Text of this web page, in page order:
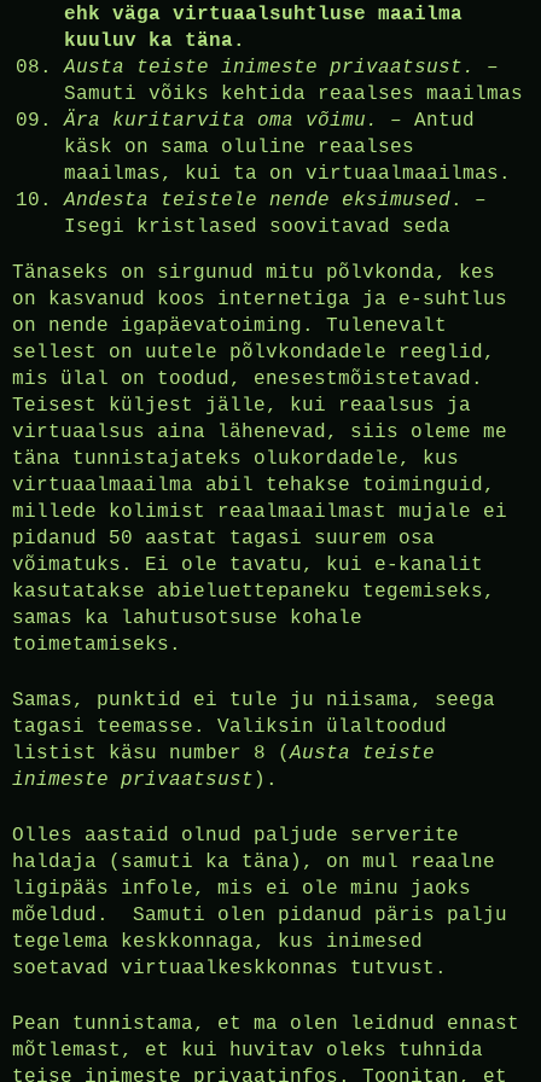
ehk väga virtuaalsuhtluse maailma
kuuluv ka täna.
Austa teiste inimeste privaatsust. –
Samuti võiks kehtida reaalses maailmas
Ära kuritarvita oma võimu.
– Antud
käsk on sama oluline reaalses
maailmas, kui ta on virtuaalmaailmas.
Andesta teistele nende eksimused. –
Isegi kristlased soovitavad seda
Tänaseks on sirgunud mitu põlvkonda, kes
on kasvanud koos internetiga ja e-suhtlus
on nende igapäevatoiming. Tulenevalt
sellest on uutele põlvkondadele reeglid,
mis ülal on toodud, enesestmõistetavad.
Teisest küljest jälle, kui reaalsus ja
virtuaalsus aina lähenevad, siis oleme me
täna tunnistajateks olukordadele, kus
virtuaalmaailma abil tehakse toiminguid,
millede kolimist reaalmaailmast mujale ei
pidanud 50 aastat tagasi suurem osa
võimatuks. Ei ole tavatu, kui e-kanalit
kasutatakse abieluettepaneku tegemiseks,
samas ka lahutusotsuse kohale
toimetamiseks.
Samas, punktid ei tule ju niisama, seega
tagasi teemasse. Valiksin ülaltoodud
listist käsu number 8 (Austa teiste
inimeste privaatsust ).
Olles aastaid olnud paljude serverite
haldaja (samuti ka täna), on mul reaalne
ligipääs infole, mis ei ole minu jaoks
mõeldud. Samuti olen pidanud päris palju
tegelema keskkonnaga, kus inimesed
soetavad virtuaalkeskkonnas tutvust.
Pean tunnistama, et ma olen leidnud ennast
mõtlemast, et kui huvitav oleks tuhnida
teise inimeste privaatinfos. Toonitan, et